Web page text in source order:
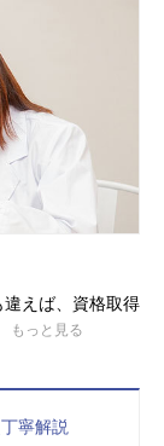
えば、資格取得
もっと見る
寧解説